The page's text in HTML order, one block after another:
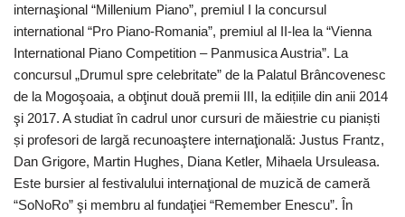
internaşional “Millenium Piano”, premiul I la concursul
international “Pro Piano-Romania”, premiul al II-lea la “Vienna
International Piano Competition – Panmusica Austria”. La
concursul „Drumul spre celebritate” de la Palatul Brâncovenesc
de la Mogoşoaia, a obţinut două premii III, la edițiile din anii 2014
şi 2017. A studiat în cadrul unor cursuri de măiestrie cu pianiști
și profesori de largă recunoaştere internaţională: Justus Frantz,
Dan Grigore, Martin Hughes, Diana Ketler, Mihaela Ursuleasa.
Este bursier al festivalului internaţional de muzică de cameră
“SoNoRo” şi membru al fundaţiei “Remember Enescu”. În